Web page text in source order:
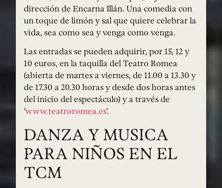
dirección de Encarna Illán. Una comedia con
un toque de limón y sal que quiere celebrar la
vida, sea como sea y venga como venga.
Las entradas se pueden adquirir, por 15, 12 y
10 euros, en la taquilla del Teatro Romea
(abierta de martes a viernes, de 11.00 a 13.30 y
de 17.30 a 20.30 horas y desde dos horas antes
del inicio del espectáculo) y a través de
‘www.teatroromea.es‘.
DANZA Y MUSICA
PARA NIÑOS EN EL
TCM